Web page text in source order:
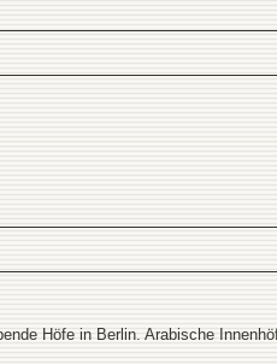
Höfe in Berlin. Arabische